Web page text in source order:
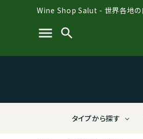
Wine Shop Salut - 世界各地の
menu search
タイプから探す